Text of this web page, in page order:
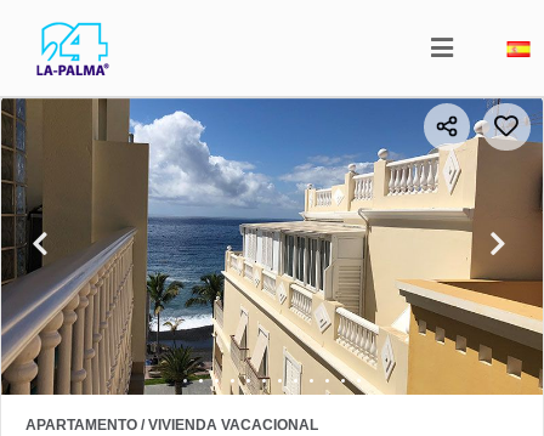
APARTAMENTO / VIVIENDA VACACIONAL